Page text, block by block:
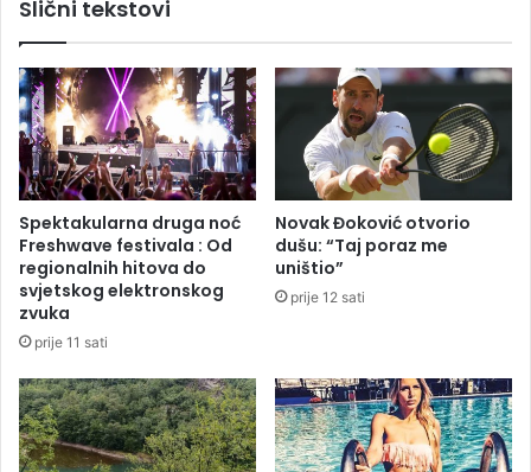
e
j
i
z
b
i
l
a
"
o
i
j
e
m
e
č
"
Slični tekstovi
Spektakularna druga noć
Freshwave festivala : Od
regionalnih hitova do
svjetskog elektronskog
zvuka
prije 11 sati
Novak Đoković otvorio
dušu: “Taj poraz me
uništio”
prije 12 sati